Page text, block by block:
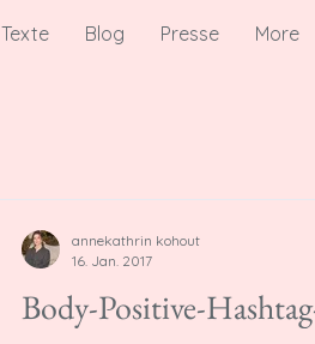
Texte Blog Presse More
Body-Positive-
annekathrin kohout
16. Jan. 2017